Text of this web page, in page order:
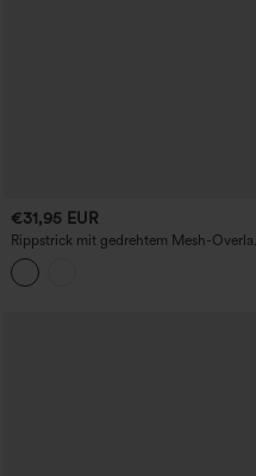
€31,95 EUR
Rippstrick mit gedrehtem Mesh-Overlay,
integrierter BH, Cool-Touch,
geruchshemmend, kurzes Yoga-
Trägershirt – UPF40+